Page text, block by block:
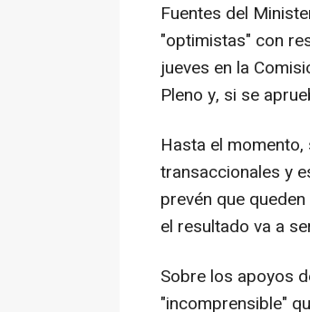
Fuentes del
"optimistas" con
jueves en la
Pleno y, si se
Hasta el
transaccionales y
prevén que
el resultado va a
Sobre los apoyos
"incomprensible"